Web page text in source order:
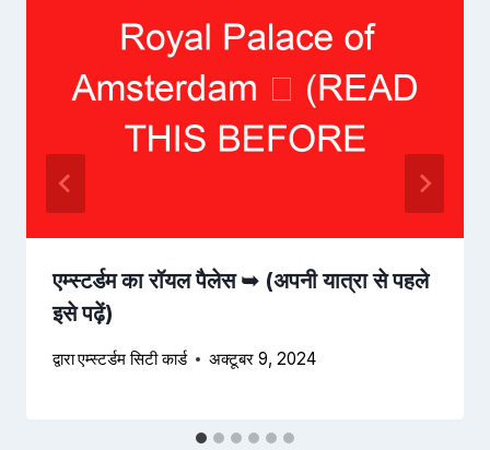
एम्स्टर्डम का रॉयल पैलेस ➥ (अपनी यात्रा से पहले
इसे पढ़ें)
द्वाराएम्स्टर्डम सिटी कार्ड अक्टूबर 9, 2024